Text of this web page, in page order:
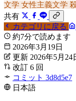
文学 女性主義文学
共有
カテゴリに戻る
約7分で読めます
2026年3月19日
更新 2026年5月24
改訂 6 回
コミット 3d8d5e7
日本語